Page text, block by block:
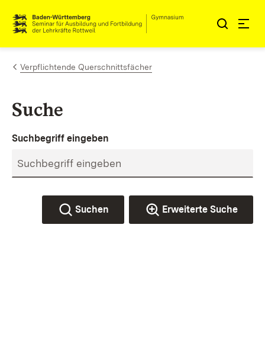
Zum Inhalt springen
Link zur Startseite
Verpflichtende Querschnittsfächer
Suche
Suchbegriff eingeben
Suchen Erweiterte Suche